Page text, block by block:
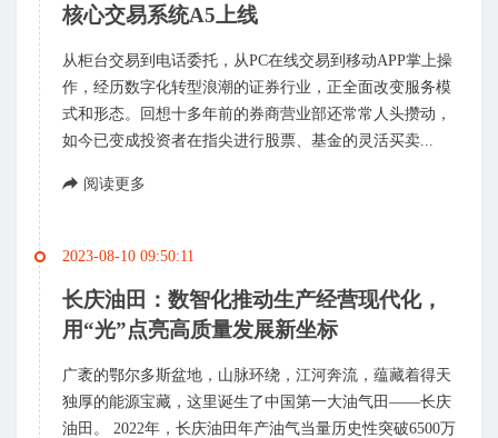
核心交易系统A5上线
从柜台交易到电话委托，从PC在线交易到移动APP掌上操
作，经历数字化转型浪潮的证券行业，正全面改变服务模
式和形态。回想十多年前的券商营业部还常常人头攒动，
如今已变成投资者在指尖进行股票、基金的灵活买卖...
阅读更多
2023-08-10 09:50:11
长庆油田：数智化推动生产经营现代化，
用“光”点亮高质量发展新坐标
广袤的鄂尔多斯盆地，山脉环绕，江河奔流，蕴藏着得天
独厚的能源宝藏，这里诞生了中国第一大油气田——长庆
油田。 2022年，长庆油田年产油气当量历史性突破6500万